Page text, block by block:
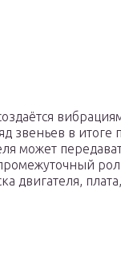
звеньев в итоге
может
двигателя,